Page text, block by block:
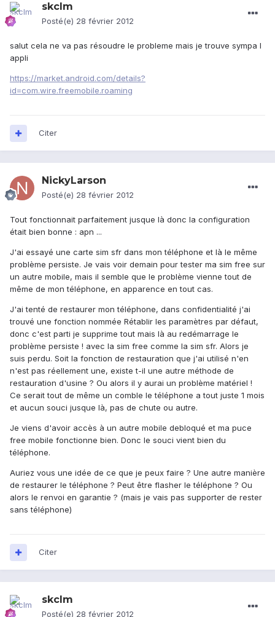
skclm
Posté(e) 28 février 2012
salut cela ne va pas résoudre le probleme mais je trouve sympa l
appli
https://market.android.com/details?
id=com.wire.freemobile.roaming
Citer
NickyLarson
Posté(e) 28 février 2012
Tout fonctionnait parfaitement jusque là donc la configuration
était bien bonne : apn ...
J'ai essayé une carte sim sfr dans mon téléphone et là le même
problème persiste. Je vais voir demain pour tester ma sim free sur
un autre mobile, mais il semble que le problème vienne tout de
même de mon téléphone, en apparence en tout cas.
J'ai tenté de restaurer mon téléphone, dans confidentialité j'ai
trouvé une fonction nommée Rétablir les paramètres par défaut,
donc c'est parti je supprime tout mais là au redémarrage le
problème persiste ! avec la sim free comme la sim sfr. Alors je
suis perdu. Soit la fonction de restauration que j'ai utilisé n'en
n'est pas réellement une, existe t-il une autre méthode de
restauration d'usine ? Ou alors il y aurai un problème matériel !
Ce serait tout de même un comble le téléphone a tout juste 1 mois
et aucun souci jusque là, pas de chute ou autre.
Je viens d'avoir accès à un autre mobile debloqué et ma puce
free mobile fonctionne bien. Donc le souci vient bien du
téléphone.
Auriez vous une idée de ce que je peux faire ? Une autre manière
de restaurer le téléphone ? Peut être flasher le téléphone ? Ou
alors le renvoi en garantie ? (mais je vais pas supporter de rester
sans téléphone)
Citer
skclm
Posté(e) 28 février 2012